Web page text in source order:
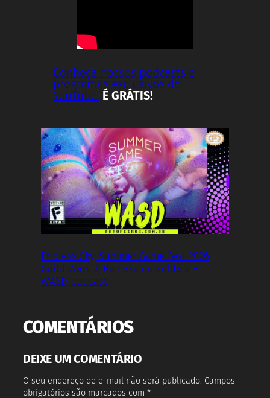
Conheça nossos podcasts e
programas exclusivos do
YouTube! É GRÁTIS!
Endless Sky, Summer Game Fest 2026,
Guild Wars 3, Remake de Zelda e + |
WASD podcast
COMENTÁRIOS
DEIXE UM COMENTÁRIO
O seu endereço de e-mail não será publicado. Campos
obrigatórios são marcados com *